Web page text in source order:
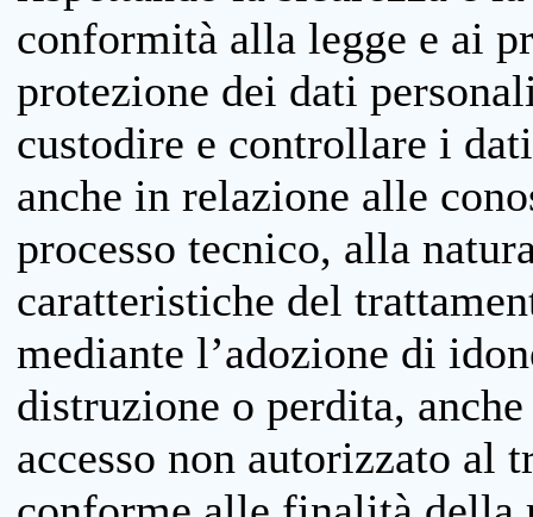
conformità alla legge e ai
protezione dei dati
custodire e controllare i
anche in relazione alle
processo tecnico, alla
caratteristiche del
mediante l’adozione di
distruzione o perdita,
accesso non autorizzato al